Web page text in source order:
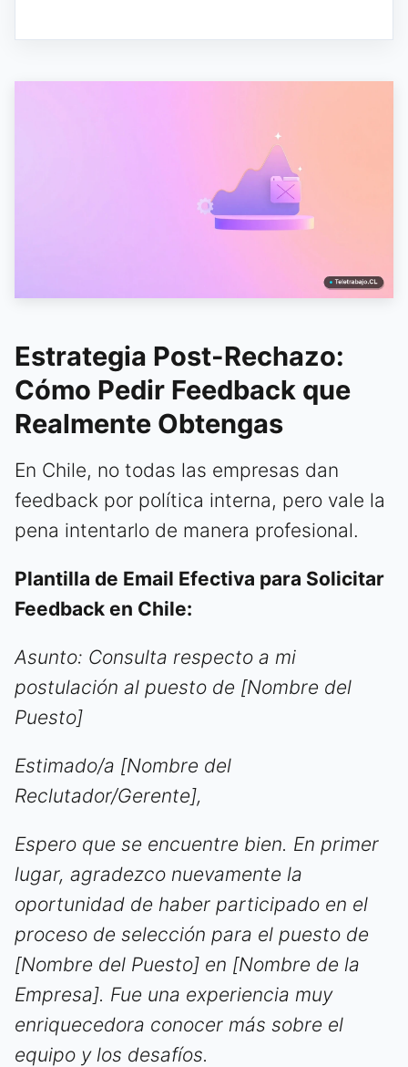
Estrategia Post-Rechazo:
Cómo Pedir Feedback que
Realmente Obtengas
En Chile, no todas las empresas dan
feedback por política interna, pero vale la
pena intentarlo de manera profesional.
Plantilla de Email Efectiva para Solicitar
Feedback en Chile:
Asunto: Consulta respecto a mi
postulación al puesto de [Nombre del
Puesto]
Estimado/a [Nombre del
Reclutador/Gerente],
Espero que se encuentre bien. En primer
lugar, agradezco nuevamente la
oportunidad de haber participado en el
proceso de selección para el puesto de
[Nombre del Puesto] en [Nombre de la
Empresa]. Fue una experiencia muy
enriquecedora conocer más sobre el
equipo y los desafíos.